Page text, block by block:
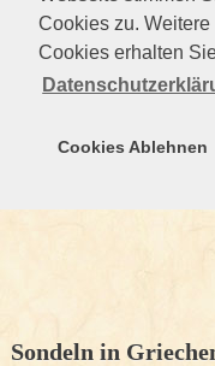
Cookies zu.
Cookies erhalten
Cookies Ablehnen
Sondeln in